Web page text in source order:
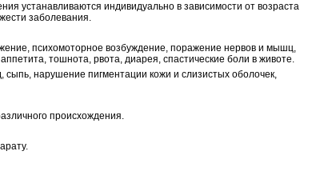
устанавливаются индивидуально в зависимости от возраста
заболевания.
психомоторное возбуждение, поражение нервов и мышц,
тошнота, рвота, диарея, спастические боли в животе.
сыпь, нарушение пигментации кожи и слизистых оболочек,
происхождения.